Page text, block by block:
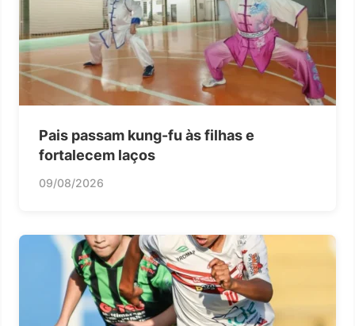
Pais passam kung-fu às filhas e
fortalecem laços
09/08/2026